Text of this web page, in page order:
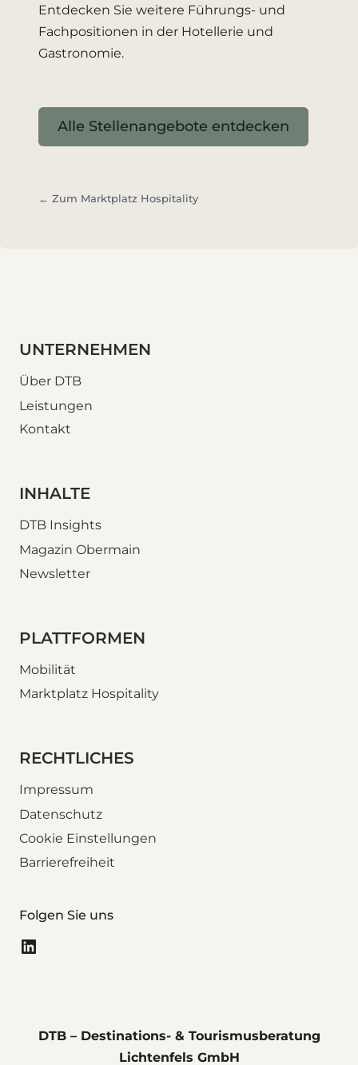
Entdecken Sie weitere Führungs- und
Fachpositionen in der Hotellerie und
Gastronomie.
Alle Stellenangebote entdecken
← Zum Marktplatz Hospitality
UNTERNEHMEN
Über DTB
Leistungen
Kontakt
INHALTE
DTB Insights
Magazin Obermain
Newsletter
PLATTFORMEN
Mobilität
Marktplatz Hospitality
RECHTLICHES
Impressum
Datenschutz
Cookie Einstellungen
Barrierefreiheit
Folgen Sie uns
LinkedIn
DTB – Destinations- & Tourismusberatung
Lichtenfels GmbH